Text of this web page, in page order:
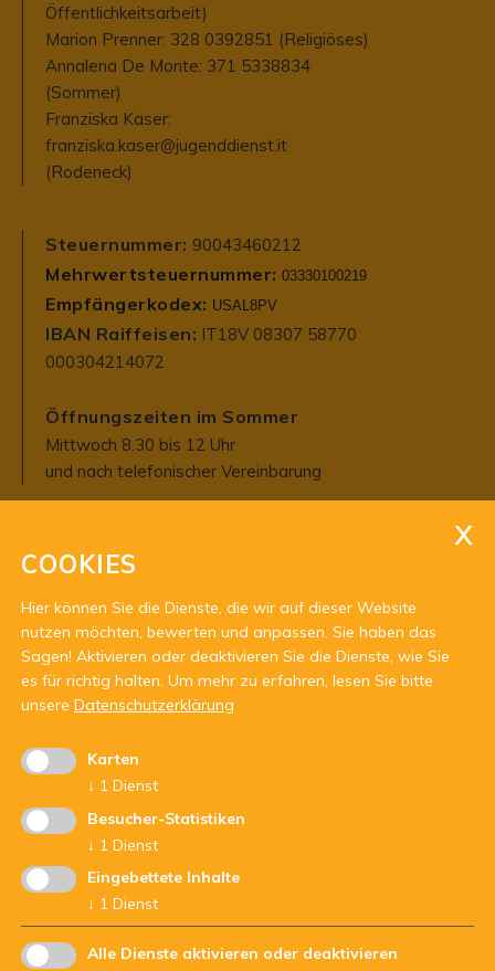
Öffentlichkeitsarbeit)
Marion Prenner: 328 0392851 (Religiöses)
Annalena De Monte: 371 5338834
(Sommer)
Franziska Kaser:
franziska.kaser@jugenddienst.it
(Rodeneck)
Steuernummer: 90043460212
Mehrwertsteuernummer: 03330100219
Empfängerkodex: USAL8PV
IBAN Raiffeisen: IT18V 08307 58770
000304214072
Öffnungszeiten im Sommer
Mittwoch 8.30 bis 12 Uhr
und nach telefonischer Vereinbarung
Mit Unterstützung von:
COOKIES
Hier können Sie die Dienste, die wir auf dieser Website
nutzen möchten, bewerten und anpassen. Sie haben das
Sagen! Aktivieren oder deaktivieren Sie die Dienste, wie Sie
es für richtig halten. Um mehr zu erfahren, lesen Sie bitte
unsere Datenschutzerklärung
Karten
↓ 1 Dienst
Besucher-Statistiken
↓ 1 Dienst
Eingebettete Inhalte
↓ 1 Dienst
Alle Dienste aktivieren oder deaktivieren